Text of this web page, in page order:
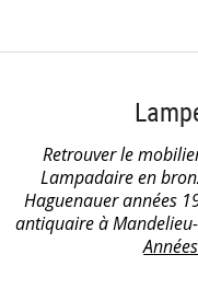
Retrouver le
Lampadaire en
Haguenauer années
antiquaire à